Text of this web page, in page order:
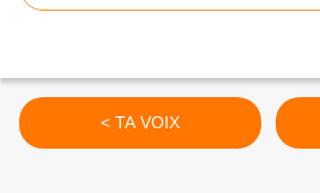
< TA VOIX